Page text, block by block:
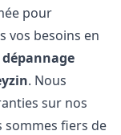
pour
vos besoins en
. Nous
sur nos
sommes fiers de